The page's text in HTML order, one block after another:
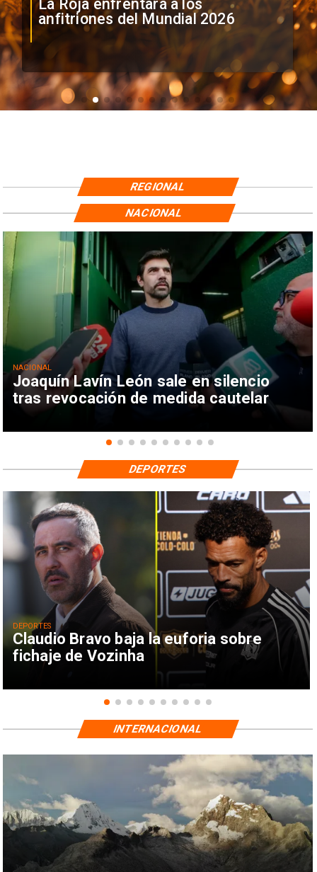
La Roja enfrentará a los
anfitriones del Mundial 2026
REGIONAL
Joaquín Lavín León sale en silencio
tras revocación de medida cautelar
NACIONAL
NACIONAL
Claudio Bravo baja la euforia sobre
fichaje de Vozinha
DEPORTES
DEPORTES
INTERNACIONAL